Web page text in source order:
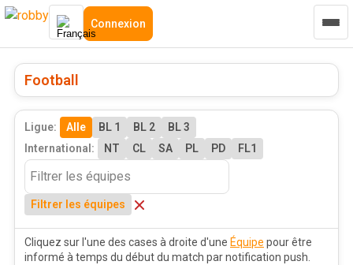
Connexion
Football
Ligue: Alle BL 1 BL 2
BL 3
International:
NT CL SA PL PD FL1
Filtrer les équipes
Cliquez sur l'une des cases à droite d'une Équipe pour être
informé à temps du début du match par notification push.